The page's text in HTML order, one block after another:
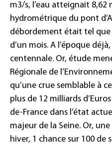
m3/s, l’eau atteignait 8,62
hydrométrique du pont
débordement était tel que
d’un mois. A l’époque
centennale. Or, étude
Régionale de
qu’une crue semblable à
plus de 12 milliards
de-France dans l’état
majeur de la Seine. Or,
hiver, 1 chance sur 100